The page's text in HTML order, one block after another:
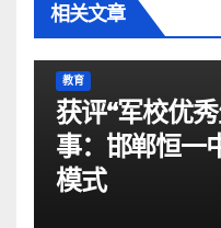
相关文章
教育
获评“军校优
事：邯郸恒一
模式